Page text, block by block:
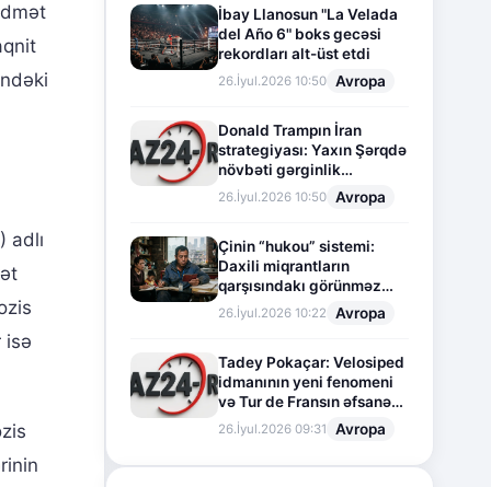
adlı
isə
İbay Llanosun "La Velada
del Año 6" boks gecəsi
rekordları alt-üst etdi
26.İyul.2026 10:50 Avropa
Donald Trampın İran
strategiyası: Yaxın Şərqdə
növbəti gərginlik
mərhələsi
26.İyul.2026 10:50 Avropa
Çinin “hukou” sistemi:
Daxili miqrantların
qarşısındakı görünməz
sədd
26.İyul.2026 10:22 Avropa
Tadey Pokaçar: Velosiped
idmanının yeni fenomeni
və Tur de Fransın əfsanəvi
səhifəsi
26.İyul.2026 09:31 Avropa